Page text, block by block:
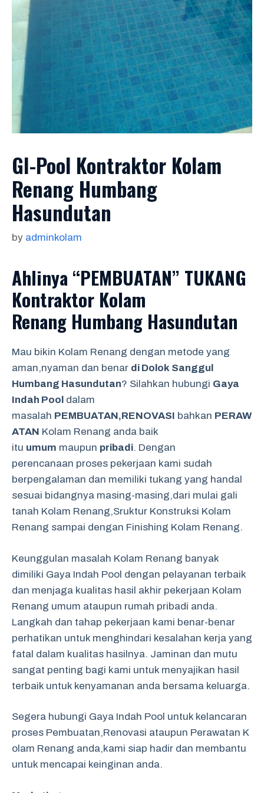
GI-Pool Kontraktor Kolam
Renang Humbang
Hasundutan
by adminkolam
Ahlinya “PEMBUATAN” TUKANG
Kontraktor Kolam
Renang Humbang Hasundutan
Mau bikin Kolam Renang dengan metode yang
aman,nyaman dan benar di Dolok Sanggul
Humbang Hasundutan? Silahkan hubungi Gaya
Indah Pool dalam
masalah PEMBUATAN,RENOVASI bahkan PERAW
ATAN Kolam Renang anda baik
itu umum maupun pribadi. Dengan
perencanaan proses pekerjaan kami sudah
berpengalaman dan memiliki tukang yang handal
sesuai bidangnya masing-masing,dari mulai gali
tanah Kolam Renang,Sruktur Konstruksi Kolam
Renang sampai dengan Finishing Kolam Renang.
Keunggulan masalah Kolam Renang banyak
dimiliki Gaya Indah Pool dengan pelayanan terbaik
dan menjaga kualitas hasil akhir pekerjaan Kolam
Renang umum ataupun rumah pribadi anda.
Langkah dan tahap pekerjaan kami benar-benar
perhatikan untuk menghindari kesalahan kerja yang
fatal dalam kualitas hasilnya. Jaminan dan mutu
sangat penting bagi kami untuk menyajikan hasil
terbaik untuk kenyamanan anda bersama keluarga.
Segera hubungi Gaya Indah Pool untuk kelancaran
proses Pembuatan,Renovasi ataupun Perawatan K
olam Renang anda,kami siap hadir dan membantu
untuk mencapai keinginan anda.